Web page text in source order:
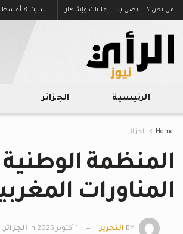
من نحن ؟ اتصل بنا إعلانات وإشهار السبت 8 أغسطس 2026
الرئيسية الجزائر
Home الجزائر
المنظمة
المناورات
BY التحرير 1 أكتوبر 2025 in الجزائر,